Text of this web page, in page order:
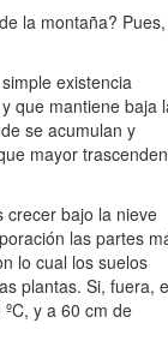
la montaña? Pues,
existencia
que mantiene baja
se acumulan y
mayor
crecer bajo la nieve
las partes
lo cual los suelos
plantas. Si, fuera,
y a 60 cm de